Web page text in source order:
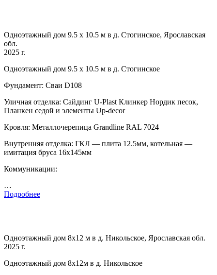
Одноэтажный дом 9.5 х 10.5 м в д. Стогинское, Ярославская
обл.
2025 г.
Одноэтажный дом 9.5 х 10.5 м в д. Стогинское
Фундамент: Сваи D108
Уличная отделка: Сайдинг U-Plast Клинкер Нордик песок,
Планкен седой и элементы Up-decor
Кровля: Металлочерепица Grandline RAL 7024
Внутренняя отделка: ГКЛ — плита 12.5мм, котельная —
имитация бруса 16х145мм
Коммуникации:
…
Подробнее
Одноэтажный дом 8х12 м в д. Никольское, Ярославская обл.
2025 г.
Одноэтажный дом 8х12м в д. Никольское